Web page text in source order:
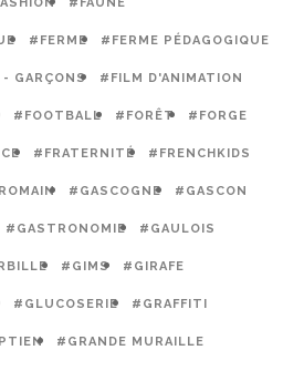
#FERME #FERME PÉDAGOGIQUE
GARÇONS #FILM D'ANIMATION
#FOOTBALL #FORÊT #FORGE
#FRATERNITÉ #FRENCHKIDS
#GASCOGNE #GASCON
#GASTRONOMIE #GAULOIS
#GIMS #GIRAFE
#GLUCOSERIE #GRAFFITI
#GRANDE MURAILLE